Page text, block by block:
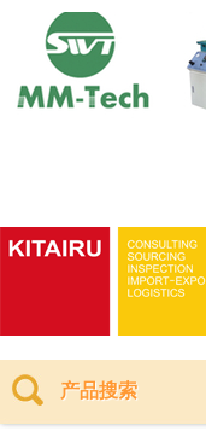
产品搜索